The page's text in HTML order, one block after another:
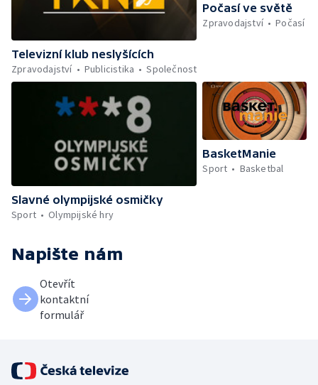
Televizní klub neslyšících
Zpravodajství
Publicistika Společnost
Počasí ve světě
Zpravodajství
Počasí
Slavné olympijské osmičky
Sport
Olympijské hry
BasketManie
Sport
Basketbal
Napište nám
Otevřít
kontaktní
formulář